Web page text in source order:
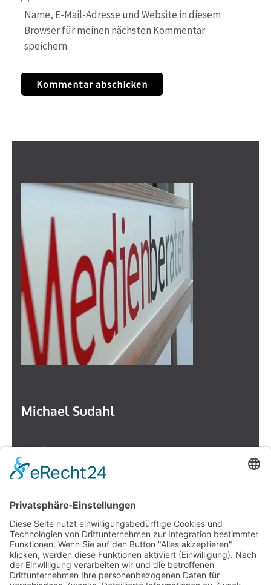
Name, E-Mail-Adresse und Website in diesem
Browser für meinen nächsten Kommentar
speichern.
Michael Sudahl
Beethovenstr. 4
73614 Schorndorf
Telefon: 07181 477 9998
Leonhard Fromm